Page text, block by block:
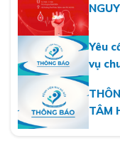
Yêu
vụ
TÂM